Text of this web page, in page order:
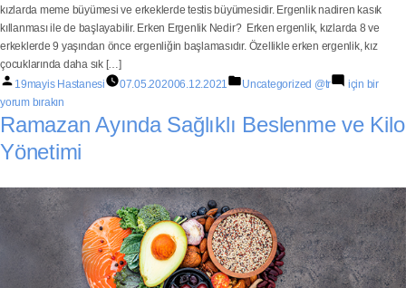
kızlarda meme büyümesi ve erkeklerde testis büyümesidir. Ergenlik nadiren kasık
kıllanması ile de başlayabilir. Erken Ergenlik Nedir? Erken ergenlik, kızlarda 8 ve
erkeklerde 9 yaşından önce ergenliğin başlamasıdır. Özellikle erken ergenlik, kız
çocuklarında daha sık […]
19mayis Hastanesi
07.05.202006.12.2021 Uncategorized @tr
için bir
yorum bırakın
Ramazan Ayında Sağlıklı Beslenme ve Kilo
Yönetimi